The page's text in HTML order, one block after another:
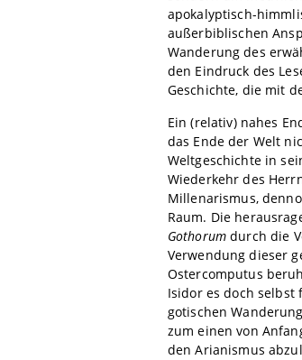
apokalyptisch-
außerbiblischen
Wanderung des
den Eindruck des
Geschichte, die mit
Ein (relativ) nahes
das Ende der Welt
Weltgeschichte in
Wiederkehr des
Millenarismus,
Raum. Die
Gothorum durch die
Verwendung dieser
Ostercomputus
Isidor es doch selbst
gotischen
zum einen von
den Arianismus